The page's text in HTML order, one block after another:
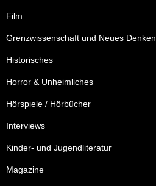
Film
Grenzwissenschaft und Neues Denken
Historisches
Horror & Unheimliches
Hörspiele / Hörbücher
Interviews
Kinder- und Jugendliteratur
Magazine